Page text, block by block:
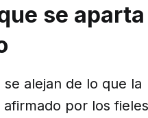
se aparta
alejan de lo que la
por los